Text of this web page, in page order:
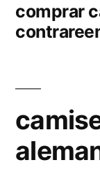
comprar